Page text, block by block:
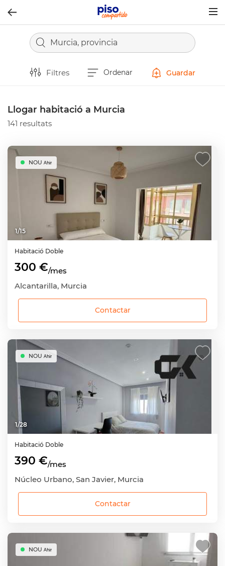
Murcia, provincia
Filtres Ordenar Guardar
Llogar habitació a Murcia
141 resultats
1/15
NOU Ahir
Habitació Doble
300 €/mes
Alcantarilla, Murcia
Contactar
1/28
NOU Ahir
Habitació Doble
390 €/mes
Núcleo Urbano, San Javier, Murcia
Contactar
NOU Ahir